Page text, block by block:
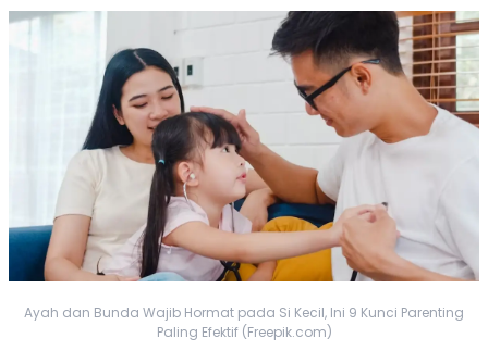
Ayah dan Bunda Wajib Hormat pada Si Kecil, Ini 9 Kunci Parenting
Paling Efektif (Freepik.com)